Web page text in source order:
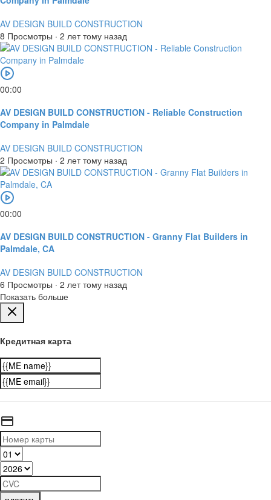
AV DESIGN BUILD CONSTRUCTION
8 Просмотры · 2 лет тому назад
00:00
AV DESIGN BUILD CONSTRUCTION - Reliable Construction
Company in Palmdale
AV DESIGN BUILD CONSTRUCTION
2 Просмотры · 2 лет тому назад
00:00
AV DESIGN BUILD CONSTRUCTION - Granny Flat Builders in
Palmdale, CA
AV DESIGN BUILD CONSTRUCTION
6 Просмотры · 2 лет тому назад
Показать больше
Кредитная карта